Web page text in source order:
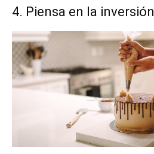
4. Piensa en la inversión